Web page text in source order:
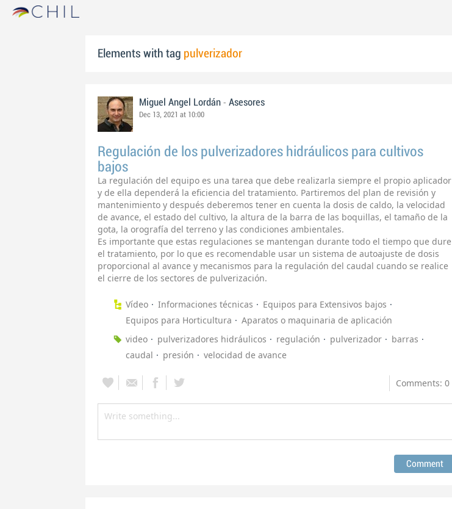
Elements with tag pulverizador
Miguel Angel Lordán - Asesores
Dec 13, 2021 at 10:00
Regulación de los pulverizadores hidráulicos para cultivos
bajos
La regulación del equipo es una tarea que debe realizarla siempre el propio aplicador
y de ella dependerá la eficiencia del tratamiento. Partiremos del plan de revisión y
mantenimiento y después deberemos tener en cuenta la dosis de caldo, la velocidad
de avance, el estado del cultivo, la altura de la barra de las boquillas, el tamaño de la
gota, la orografía del terreno y las condiciones ambientales.
Es importante que estas regulaciones se mantengan durante todo el tiempo que dure
el tratamiento, por lo que es recomendable usar un sistema de autoajuste de dosis
proporcional al avance y mecanismos para la regulación del caudal cuando se realice
el cierre de los sectores de pulverización.
Vídeo Informaciones técnicas
Equipos para Extensivos bajos
Equipos para Horticultura
Aparatos o maquinaria de aplicación
video
pulverizadores hidráulicos regulación pulverizador
barras
caudal
presión velocidad de avance
Comments: 0